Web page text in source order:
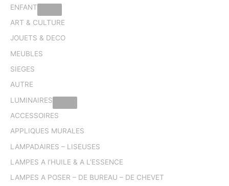
ENFANT
ART & CULTURE
JOUETS & DECO
MEUBLES
SIEGES
AUTRE
LUMINAIRES
ACCESSOIRES
APPLIQUES MURALES
LAMPADAIRES – LISEUSES
LAMPES A l’HUILE & A L’ESSENCE
LAMPES A POSER – DE BUREAU – DE CHEVET